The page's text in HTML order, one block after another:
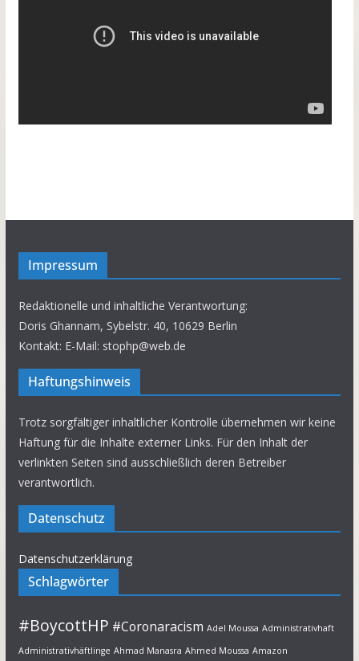
Impressum
Redaktionelle und inhaltliche Verantwortung:
Doris Ghannam, Sybelstr. 40, 10629 Berlin
Kontakt: E-Mail: stophp@web.de
Haftungshinweis
Trotz sorgfältiger inhaltlicher Kontrolle übernehmen wir keine
Haftung für die Inhalte externer Links. Für den Inhalt der
verlinkten Seiten sind ausschließlich deren Betreiber
verantwortlich.
Datenschutz
Datenschutzerklärung
Schlagwörter
#BoycottHP #Coronaracism Adel Moussa Administrativhaft
Administrativhäftlinge Ahmad Manasra Ahmed Moussa Amazon